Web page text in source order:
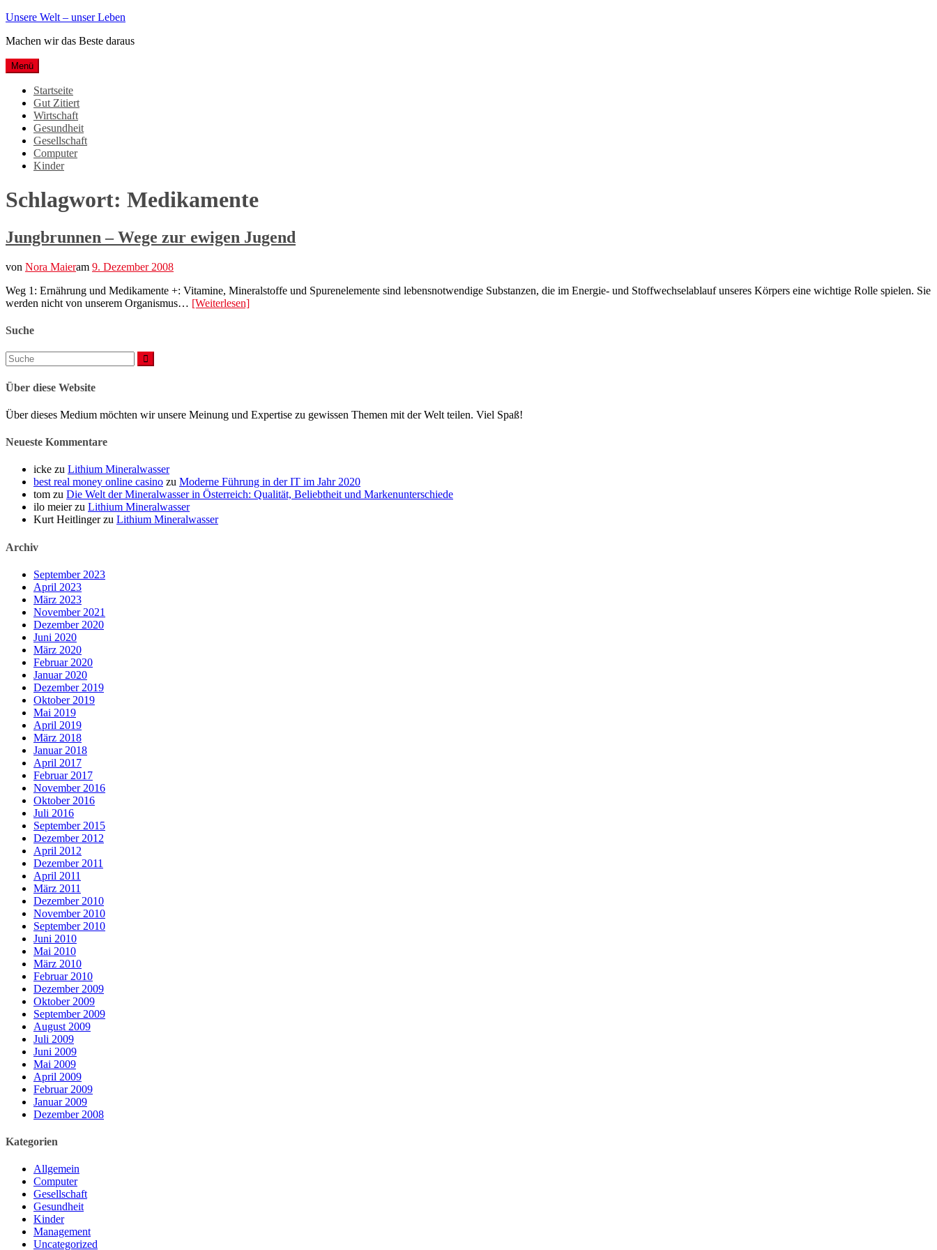
Weiter
Inhalt
Unsere Welt – unser Leben
Machen wir das Beste daraus
Menü
Startseite
Gut Zitiert
Wirtschaft
Gesundheit
Gesellschaft
Computer
Kinder
Schlagwort: Medikamente
Jungbrunnen – Wege zur ewigen Jugend
von Nora Maieram 9. Dezember 2008
Weg 1: Ernährung und Medikamente +: Vitamine, Mineralstoffe und Spurenelemente sind lebensnotwendige Substanzen, die im Energie- und Stoffwechselablauf unseres Körpers eine wichtige Rolle spielen. Sie
werden nicht von unserem Organismus… [Weiterlesen]
Suche
Suchen
nach:
Über diese Website
Über dieses Medium möchten wir unsere Meinung und Expertise zu gewissen Themen mit der Welt teilen. Viel Spaß!
Neueste Kommentare
icke zu Lithium Mineralwasser
best real money online casino zu Moderne Führung in der IT im Jahr 2020
tom zu Die Welt der Mineralwasser in Österreich: Qualität, Beliebtheit und Markenunterschiede
ilo meierzu Lithium Mineralwasser
Kurt Heitlingerzu Lithium Mineralwasser
Archiv
September 2023
April 2023
März 2023
November 2021
Dezember 2020
Juni 2020
März 2020
Februar 2020
Januar 2020
Dezember 2019
Oktober 2019
Mai 2019
April 2019
März 2018
Januar 2018
April 2017
Februar 2017
November 2016
Oktober 2016
Juli 2016
September 2015
Dezember 2012
April 2012
Dezember 2011
April 2011
März 2011
Dezember 2010
November 2010
September 2010
Juni 2010
Mai 2010
März 2010
Februar 2010
Dezember 2009
Oktober 2009
September 2009
August 2009
Juli 2009
Juni 2009
Mai 2009
April 2009
Februar 2009
Januar 2009
Dezember 2008
Kategorien
Allgemein
Computer
Gesellschaft
Gesundheit
Kinder
Management
Uncategorized